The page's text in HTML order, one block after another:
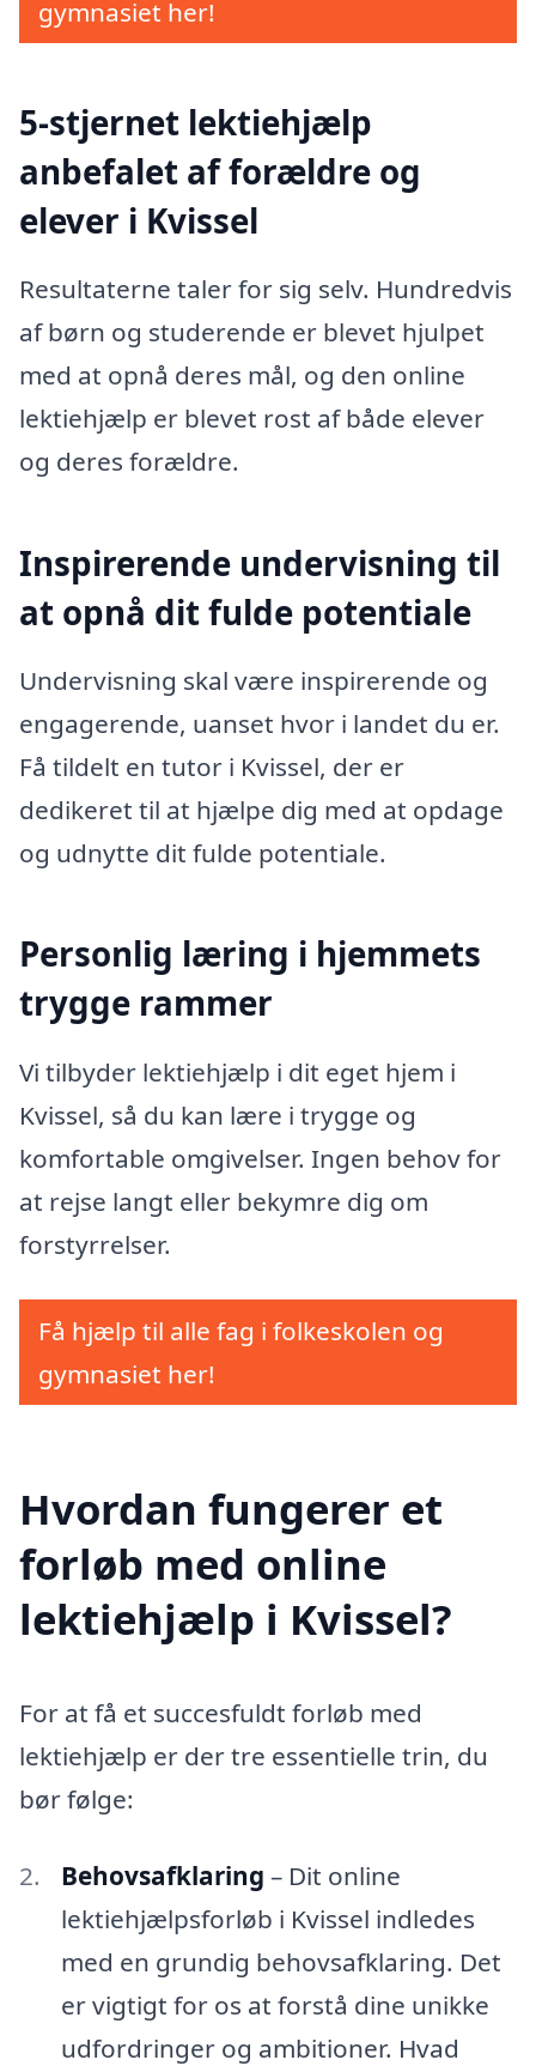
gymnasiet her!
5-stjernet lektiehjælp
anbefalet af forældre og
elever i Kvissel
Resultaterne taler for sig selv. Hundredvis
af børn og studerende er blevet hjulpet
med at opnå deres mål, og den online
lektiehjælp er blevet rost af både elever
og deres forældre.
Inspirerende undervisning til
at opnå dit fulde potentiale
Undervisning skal være inspirerende og
engagerende, uanset hvor i landet du er.
Få tildelt en tutor i Kvissel, der er
dedikeret til at hjælpe dig med at opdage
og udnytte dit fulde potentiale.
Personlig læring i hjemmets
trygge rammer
Vi tilbyder lektiehjælp i dit eget hjem i
Kvissel, så du kan lære i trygge og
komfortable omgivelser. Ingen behov for
at rejse langt eller bekymre dig om
forstyrrelser.
Få hjælp til alle fag i folkeskolen og
gymnasiet her!
Hvordan fungerer et
forløb med online
lektiehjælp i Kvissel?
For at få et succesfuldt forløb med
lektiehjælp er der tre essentielle trin, du
bør følge:
Behovsafklaring – Dit online
lektiehjælpsforløb i Kvissel indledes
med en grundig behovsafklaring. Det
er vigtigt for os at forstå dine unikke
udfordringer og ambitioner. Hvad